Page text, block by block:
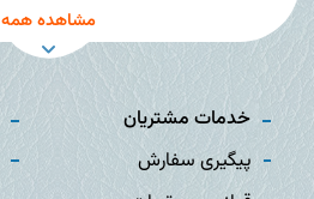
مشاهده همه
خدمات مشتریان
پیگیری سفارش